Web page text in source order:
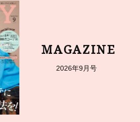
MAGAZINE
2026年9月号